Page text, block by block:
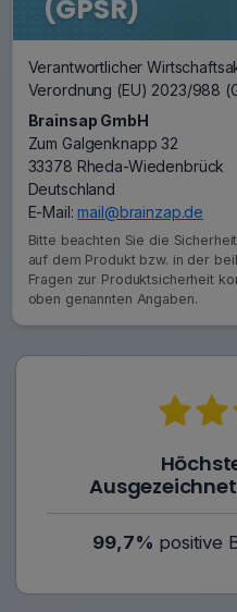
(GPSR)
Verantwortlicher
Verordnung (EU) 2023/988
Brainsap GmbH
Zum Galgenknapp 32
33378 Rheda-Wiedenbrück
Deutschland
E-Mail:mail@brainzap.de
Bitte beachten Sie die
auf dem Produkt bzw. in der
Fragen zur Produktsicherheit
oben genannten Angaben.
99,7% positive